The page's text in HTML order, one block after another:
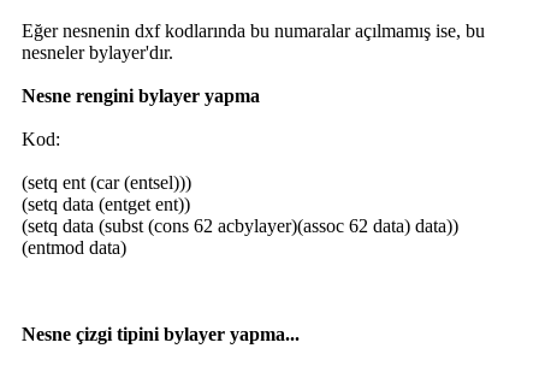
Eğer nesnenin dxf kodlarında bu numaralar açılmamış ise, bu
nesneler bylayer'dır.
Nesne rengini bylayer yapma
Kod:
(setq ent (car (entsel)))
(setq data (entget ent))
(setq data (subst (cons 62 acbylayer)(assoc 62 data) data))
(entmod data)
Nesne çizgi tipini bylayer yapma...